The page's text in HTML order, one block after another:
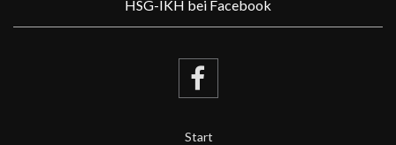
HSG-IKH bei Facebook
Start